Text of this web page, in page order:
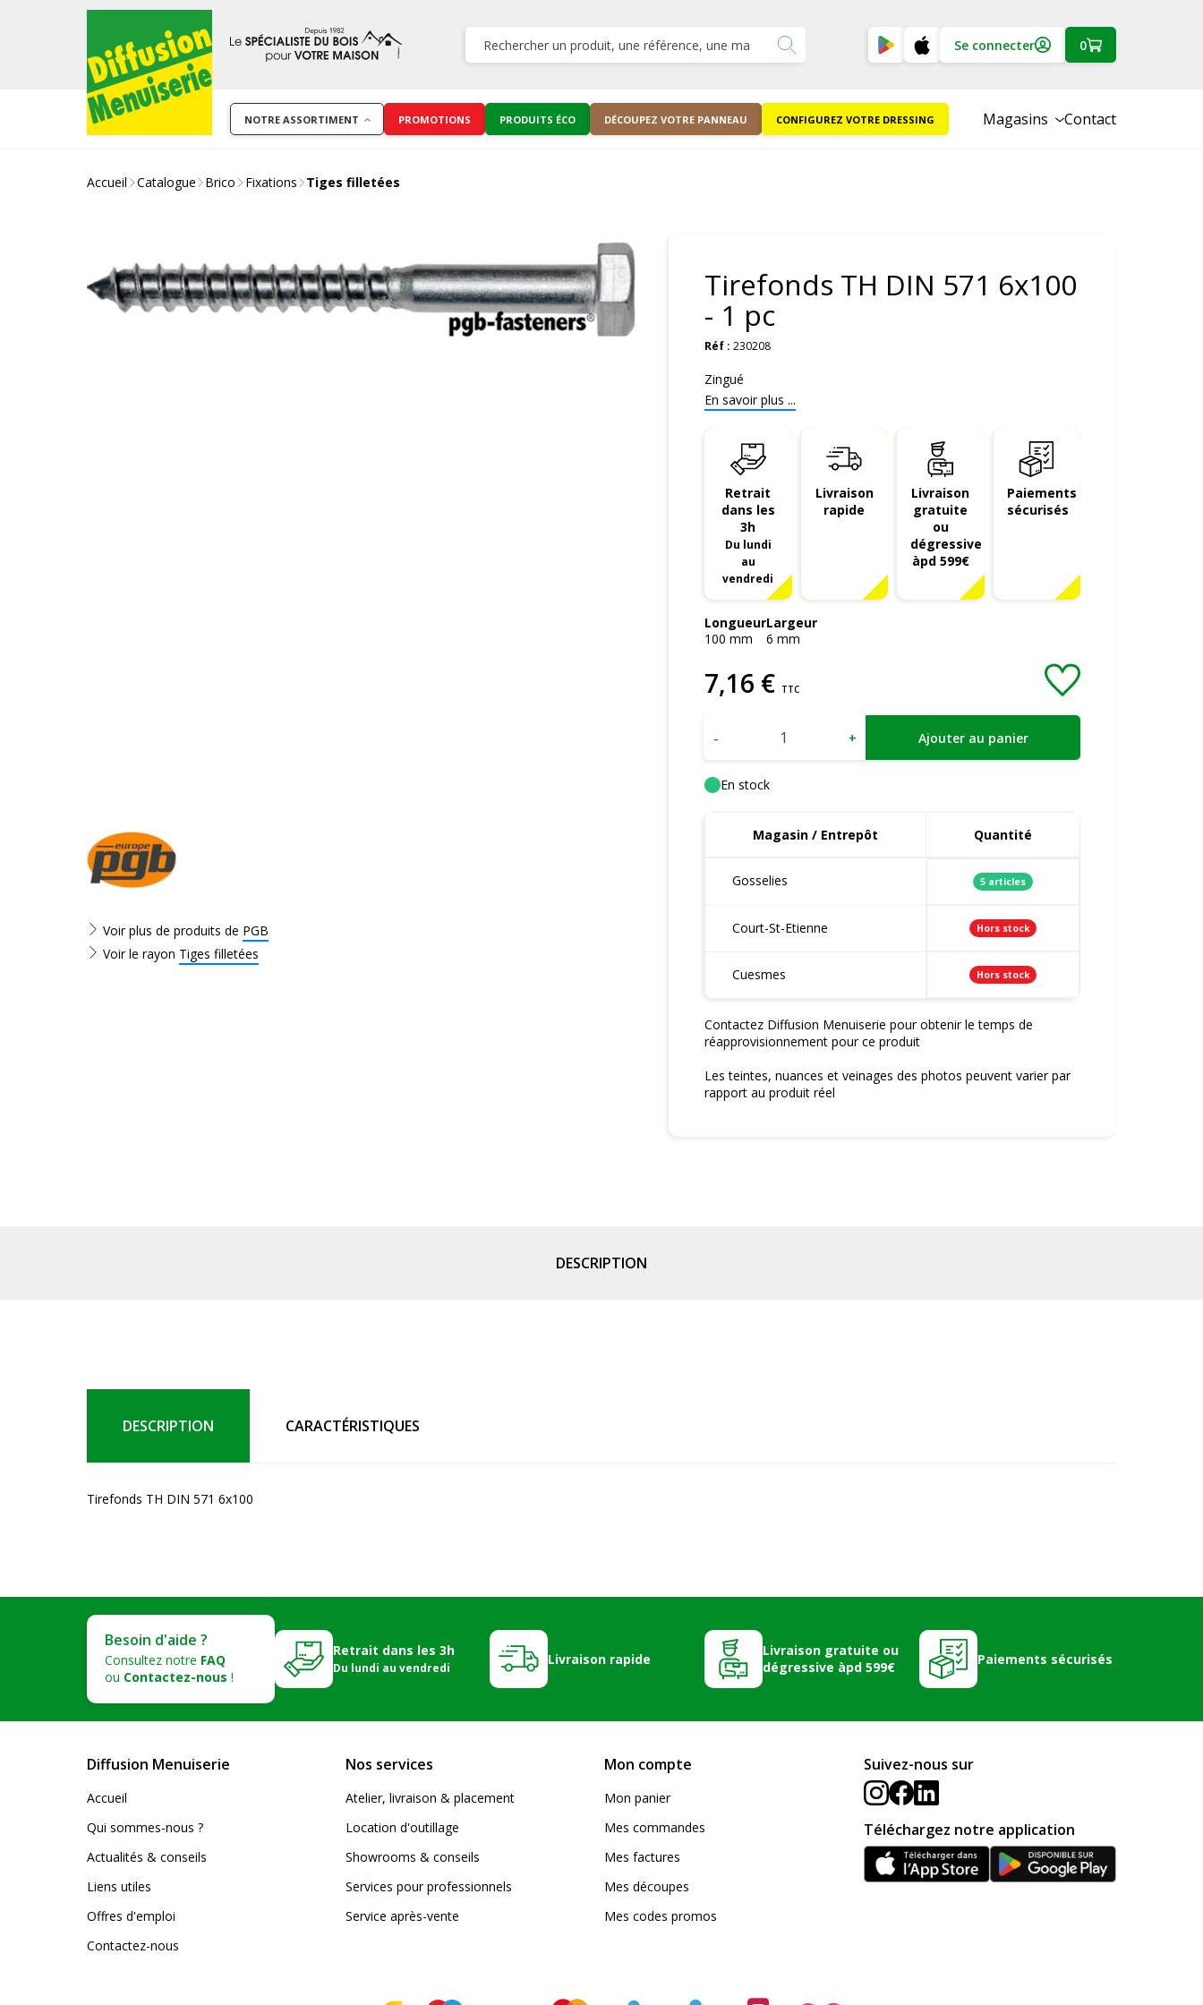
Se connecter 0
NOTRE ASSORTIMENT PROMOTIONS PRODUITS ÉCO DÉCOUPEZ VOTRE PANNEAU CONFIGUREZ VOTRE DRESSING Magasins Contact
Accueil Catalogue Brico Fixations Tiges filletées
Voir plus de produits de PGB
Voir le rayon Tiges filletées
Tirefonds TH DIN 571 6x100
- 1 pc
Réf : 230208
Zingué
En savoir plus ...
Retrait
dans les
3h
Du lundi
au
vendredi
Livraison
rapide
Livraison
gratuite
ou
dégressive
àpd 599€
Paiements
sécurisés
Longueur
100 mm
Largeur
6 mm
7,16 € TTC
- + Ajouter au panier
En stock
Magasin / Entrepôt Quantité
Gosselies 5 articles
Court-St-Etienne Hors stock
Cuesmes Hors stock
Contactez Diffusion Menuiserie pour obtenir le temps de
réapprovisionnement pour ce produit
Les teintes, nuances et veinages des photos peuvent varier par
rapport au produit réel
DESCRIPTION
DESCRIPTION CARACTÉRISTIQUES
Tirefonds TH DIN 571 6x100
Besoin d'aide ?
Consultez notre FAQ
ou Contactez-nous !
Retrait dans les 3h
Du lundi au vendredi
Livraison rapide
Livraison gratuite ou
dégressive àpd 599€
Paiements sécurisés
Diffusion Menuiserie
Accueil
Qui sommes-nous ?
Actualités & conseils
Liens utiles
Offres d'emploi
Contactez-nous
Nos services
Atelier, livraison & placement
Location d'outillage
Showrooms & conseils
Services pour professionnels
Service après-vente
Mon compte
Mon panier
Mes commandes
Mes factures
Mes découpes
Mes codes promos
Suivez-nous sur
Téléchargez notre application